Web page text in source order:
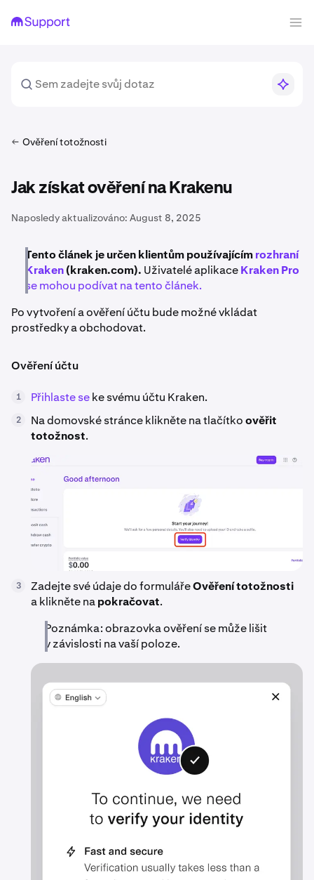
Ověření totožnosti
Jak získat ověření na Krakenu
Naposledy aktualizováno: August 8, 2025
Tento článek je určen klientům používajícímrozhraní
Kraken(kraken.com). Uživatelé aplikaceKraken Pro
se mohou podívat na tento článek.
Po vytvoření a ověření účtu bude možné vkládat
prostředky a obchodovat.
Ověření účtu
1 Přihlaste seke svému účtu Kraken.
2 Na domovské stránce klikněte na tlačítkoověřit
totožnost.
3 Zadejte své údaje do formulářeOvěření totožnosti
a klikněte napokračovat.
Poznámka: obrazovka ověření se může lišit
v závislosti na vaší poloze.